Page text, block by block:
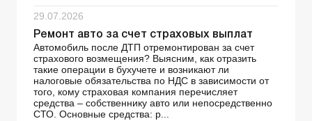
29.07.2026
Ремонт авто за счет страховых выплат
Автомобиль после ДТП отремонтирован за счет
страхового возмещения? Выясним, как отразить
такие операции в бухучете и возникают ли
налоговые обязательства по НДС в зависимости от
того, кому страховая компания перечисляет
средства – собственнику авто или непосредственно
СТО. Основные средства: р...